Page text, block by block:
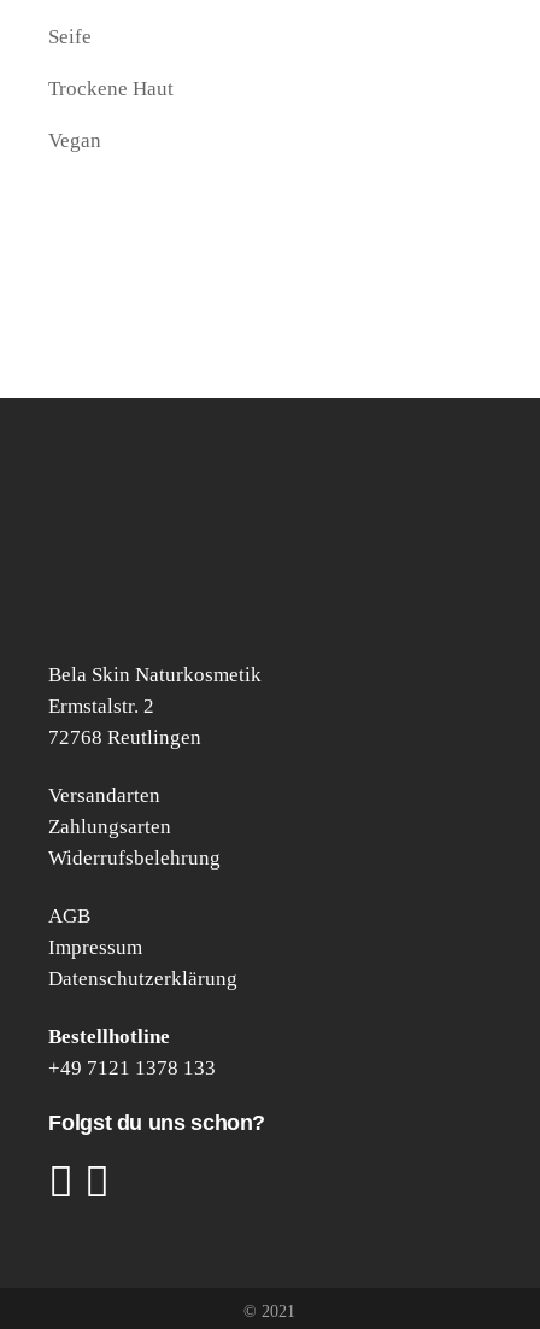
Seife
Trockene Haut
Vegan
Bela Skin Naturkosmetik
Erm­s­tal­str. 2
72768 Reut­lin­gen
Versandarten
Zahlungsarten
Widerrufsbelehrung
AGB
Impressum
Datenschutzerklärung
Bestell­hot­line
+49 7121 1378 133
Folgst du uns schon?
© 2021